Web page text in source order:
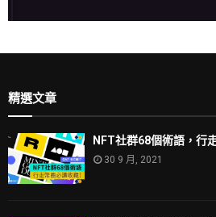
精選文章
NFT社群68個術語，行
30 9 月, 2021